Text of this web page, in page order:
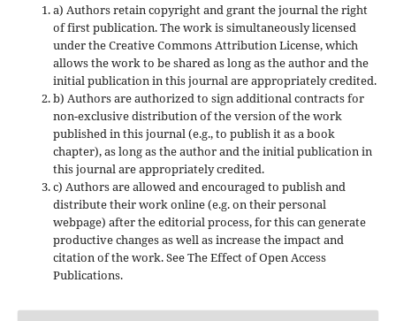
a) Authors retain copyright and grant the journal the right
of first publication. The work is simultaneously licensed
under the Creative Commons Attribution License, which
allows the work to be shared as long as the author and the
initial publication in this journal are appropriately credited.
b) Authors are authorized to sign additional contracts for
non-exclusive distribution of the version of the work
published in this journal (e.g., to publish it as a book
chapter), as long as the author and the initial publication in
this journal are appropriately credited.
c) Authors are allowed and encouraged to publish and
distribute their work online (e.g. on their personal
webpage) after the editorial process, for this can generate
productive changes as well as increase the impact and
citation of the work. See The Effect of Open Access
Publications.